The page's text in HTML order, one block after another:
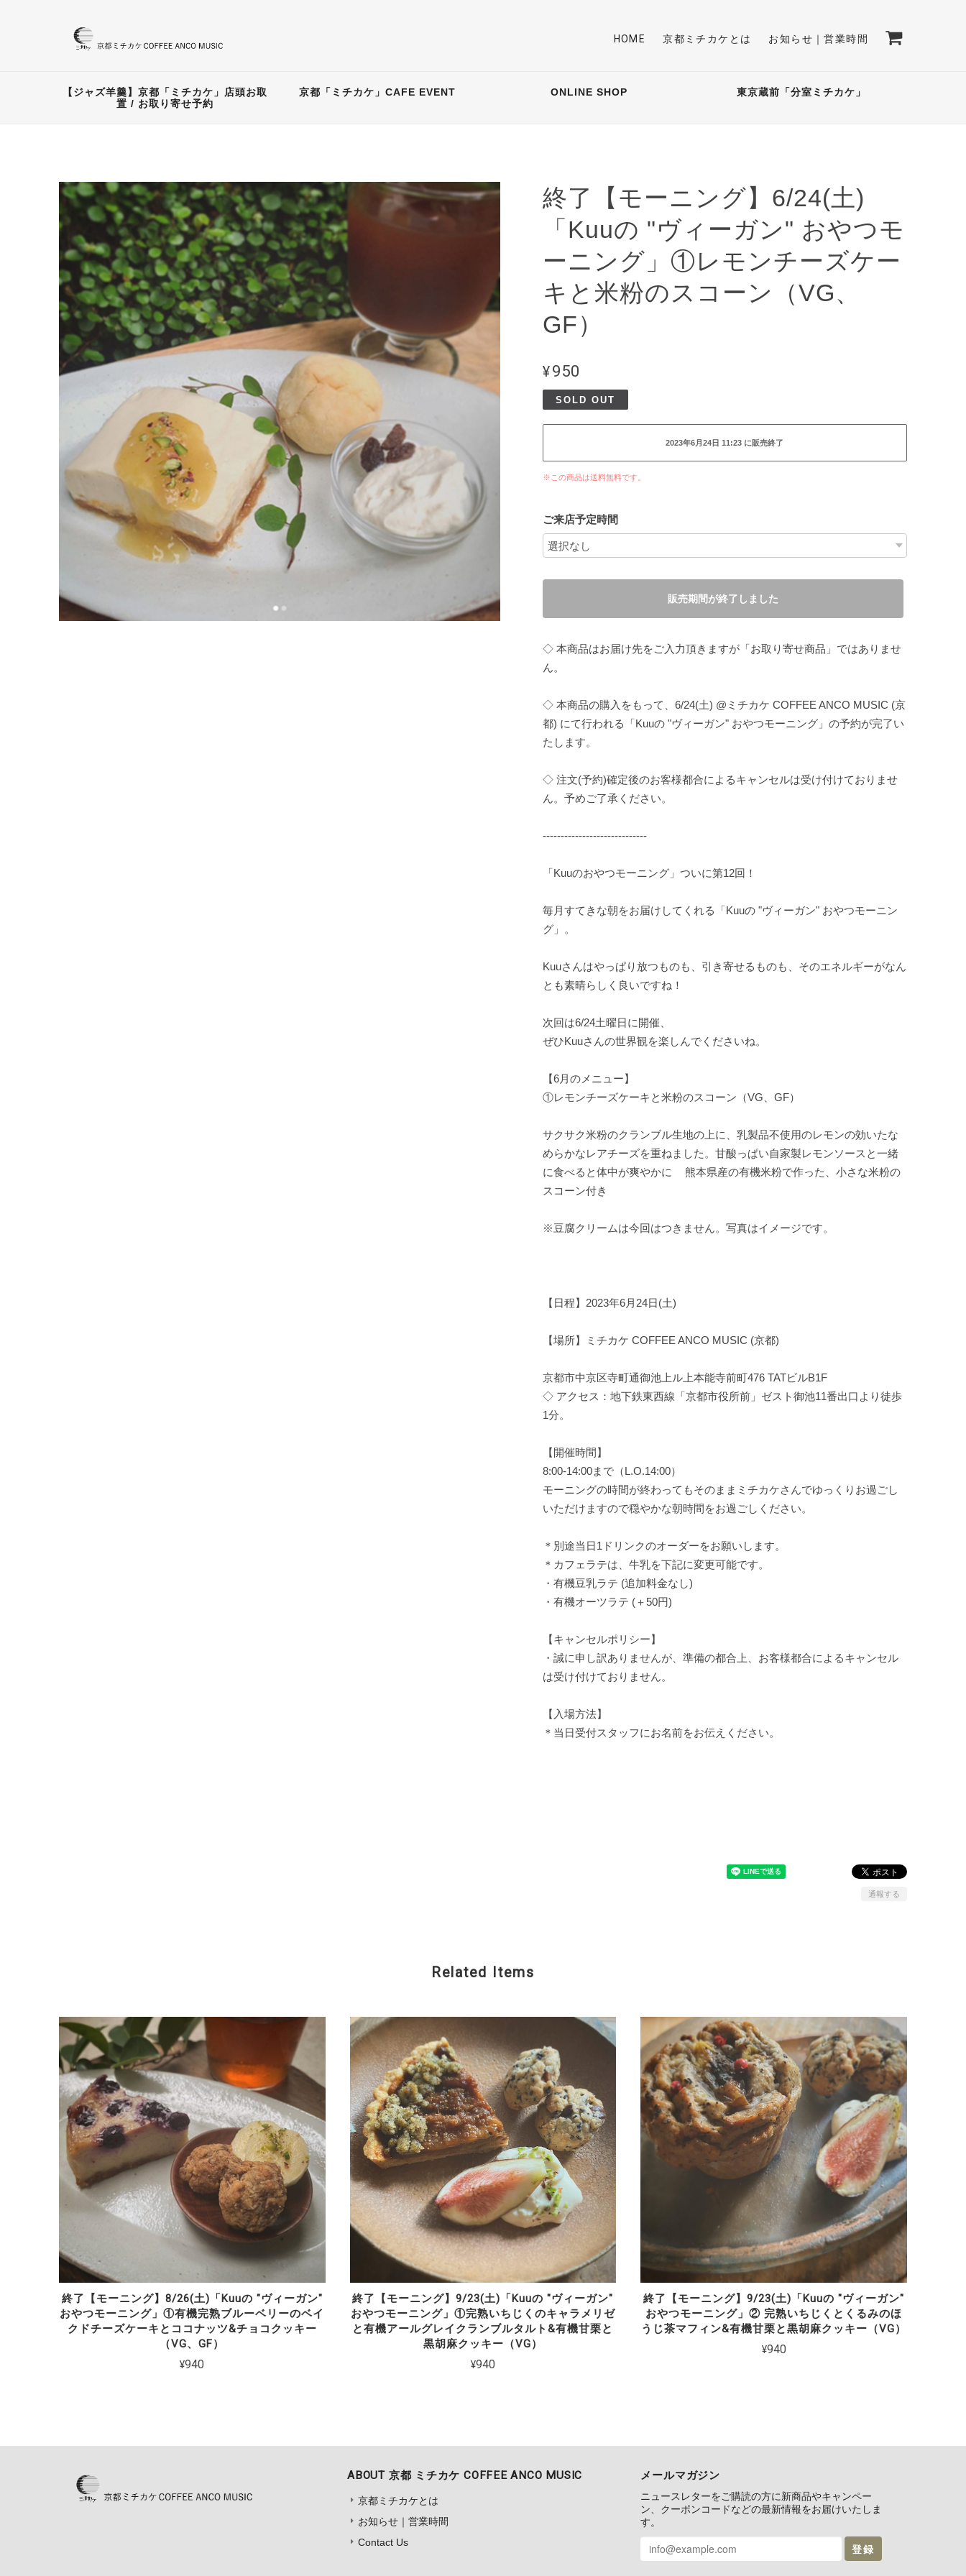
HOME 京都ミチカケとは お知らせ｜営業時間
【ジャズ羊羹】京都「ミチカケ」店頭お取
置 / お取り寄せ予約
京都「ミチカケ」CAFE EVENT ONLINE SHOP 東京蔵前「分室ミチカケ」
終了【モーニング】6/24(土)
「Kuuの "ヴィーガン" おやつモ
ーニング」①レモンチーズケー
キと米粉のスコーン（VG、
GF）
¥950
SOLD OUT
2023年6月24日 11:23 に販売終了
※この商品は送料無料です。
ご来店予定時間
販売期間が終了しました
◇ 本商品はお届け先をご入力頂きますが「お取り寄せ商品」ではありませ
ん。
◇ 本商品の購入をもって、6/24(土) @ミチカケ COFFEE ANCO MUSIC (京
都) にて行われる「Kuuの "ヴィーガン" おやつモーニング」の予約が完了い
たします。
◇ 注文(予約)確定後のお客様都合によるキャンセルは受け付けておりませ
ん。予めご了承ください。
-----------------------------
「Kuuのおやつモーニング」ついに第12回！
毎月すてきな朝をお届けしてくれる「Kuuの "ヴィーガン" おやつモーニン
グ」。
Kuuさんはやっぱり放つものも、引き寄せるものも、そのエネルギーがなん
とも素晴らしく良いですね！
次回は6/24土曜日に開催、
ぜひKuuさんの世界観を楽しんでくださいね。
【6月のメニュー】
①レモンチーズケーキと米粉のスコーン（VG、GF）
サクサク米粉のクランブル生地の上に、乳製品不使用のレモンの効いたな
めらかなレアチーズを重ねました。甘酸っぱい自家製レモンソースと一緒
に食べると体中が爽やかに 熊本県産の有機米粉で作った、小さな米粉の
スコーン付き
※豆腐クリームは今回はつきません。写真はイメージです。
【日程】2023年6月24日(土)
【場所】ミチカケ COFFEE ANCO MUSIC (京都)
京都市中京区寺町通御池上ル上本能寺前町476 TATビルB1F
◇ アクセス：地下鉄東西線「京都市役所前」ゼスト御池11番出口より徒歩
1分。
【開催時間】
8:00-14:00まで（L.O.14:00）
モーニングの時間が終わってもそのままミチカケさんでゆっくりお過ごし
いただけますので穏やかな朝時間をお過ごしください。
＊別途当日1ドリンクのオーダーをお願いします。
＊カフェラテは、牛乳を下記に変更可能です。
・有機豆乳ラテ (追加料金なし)
・有機オーツラテ (＋50円)
【キャンセルポリシー】
・誠に申し訳ありませんが、準備の都合上、お客様都合によるキャンセル
は受け付けておりません。
【入場方法】
＊当日受付スタッフにお名前をお伝えください。
通報する
Related Items
終了【モーニング】8/26(土)「Kuuの "ヴィーガン"
おやつモーニング」①有機完熟ブルーベリーのベイ
クドチーズケーキとココナッツ&チョコクッキー
（VG、GF）
¥940
終了【モーニング】9/23(土)「Kuuの "ヴィーガン"
おやつモーニング」①完熟いちじくのキャラメリゼ
と有機アールグレイクランブルタルト&有機甘栗と
黒胡麻クッキー（VG）
¥940
終了【モーニング】9/23(土)「Kuuの "ヴィーガン"
おやつモーニング」② 完熟いちじくとくるみのほ
うじ茶マフィン&有機甘栗と黒胡麻クッキー（VG）
¥940
ABOUT 京都 ミチカケ COFFEE ANCO MUSIC
京都ミチカケとは
お知らせ｜営業時間
Contact Us
メールマガジン
ニュースレターをご購読の方に新商品やキャンペー
ン、クーポンコードなどの最新情報をお届けいたしま
す。
登録